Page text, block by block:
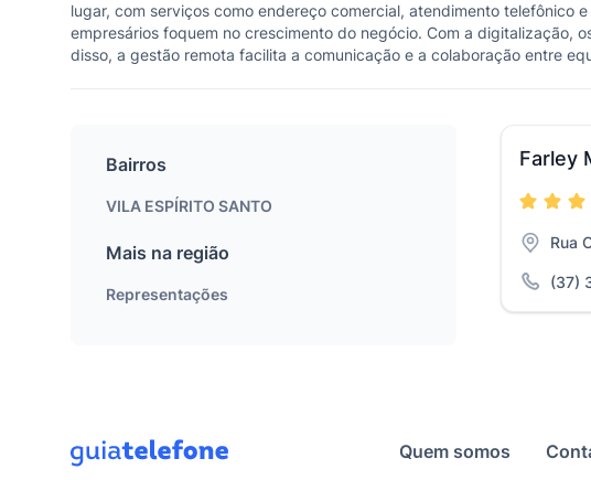
lugar, com serviços como endereço comercial, atendimento telefônico
empresários foquem no crescimento do negócio. Com a digitalização,
disso, a gestão remota facilita a comunicação e a colaboração entre
Farley
Rua
(37)
Bairros
VILA ESPÍRITO SANTO
Mais na região
Representações
Quem somos